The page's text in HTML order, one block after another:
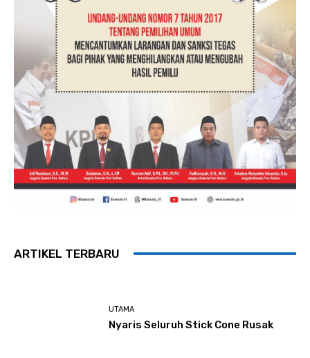
ARTIKEL TERBARU
UTAMA
Nyaris Seluruh Stick Cone Rusak